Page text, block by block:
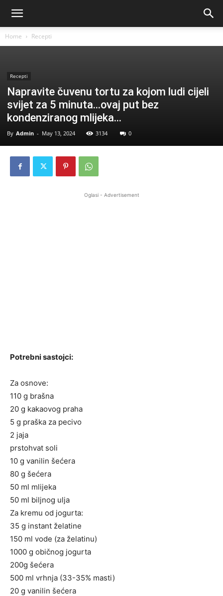
Home Recepti
Recepti
Napravite čuvenu tortu za kojom ludi cijeli
svijet za 5 minuta…ovaj put bez
kondenziranog mlijeka…
By Admin - May 13, 2024 3134 0
Oglasi - Advertisement
Potrebni sastojci:
Za osnove:
110 g brašna
20 g kakaovog praha
5 g praška za pecivo
2 jaja
prstohvat soli
10 g vanilin šećera
80 g šećera
50 ml mlijeka
50 ml biljnog ulja
Za kremu od jogurta:
35 g instant želatine
150 ml vode (za želatinu)
1000 g običnog jogurta
200g šećera
500 ml vrhnja (33-35% masti)
20 g vanilin šećera